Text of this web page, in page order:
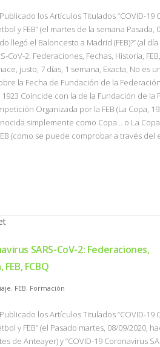
los Artículos Titulados “COVID-19
y FEB” (el martes de la semana Pasada,
llegó el Baloncesto a Madrid (FEB)?” (al
CoV-2: Federaciones, Fechas, Historia,
justo, 7 días, 1 semana, Exacta, No es
la Fecha de Fundación de la
Coincide con la de la Fundación de la
Organizada por la FEB (La Copa,
simplemente como Copa… o La
(como se puede comprobar a través
SARS-CoV-2: Federaciones,
FCBQ
, FEB, Formación
los Artículos Titulados “COVID-19
y FEB” (el Pasado martes, 08/09/2020,
de Anteayer) y “COVID-19 Coronavirus